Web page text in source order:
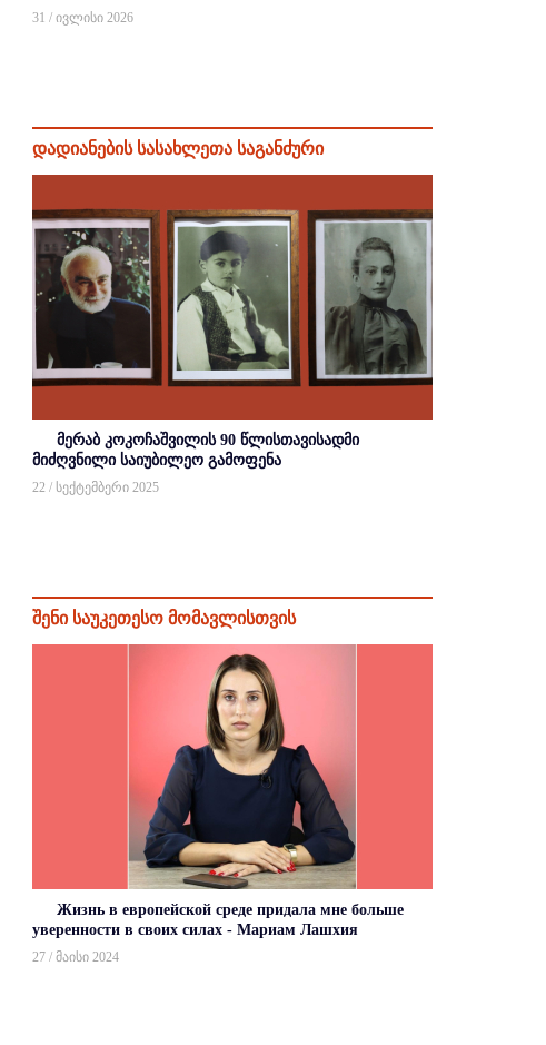
31 / ივლისი 2026
დადიანების სასახლეთა საგანძური
მერაბ კოკოჩაშვილის 90 წლისთავისადმი
მიძღვნილი საიუბილეო გამოფენა
22 / სექტემბერი 2025
შენი საუკეთესო მომავლისთვის
Жизнь в европейской среде придала мне больше
уверенности в своих силах - Мариам Лашхия
27 / მაისი 2024